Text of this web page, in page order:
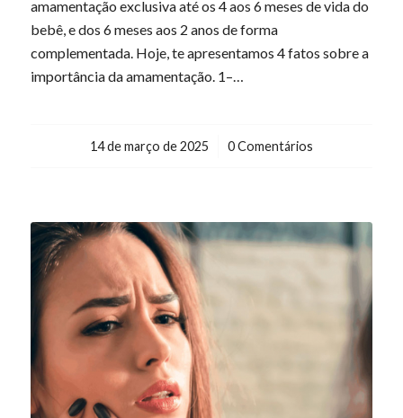
amamentação exclusiva até os 4 aos 6 meses de vida do
bebê, e dos 6 meses aos 2 anos de forma
complementada. Hoje, te apresentamos 4 fatos sobre a
importância da amamentação. 1–…
14 de março de 2025
/ 0 Comentários